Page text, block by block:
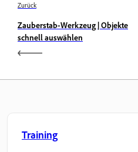
Zurück
Zauberstab-Werkzeug | Objekte
schnell auswählen
Training